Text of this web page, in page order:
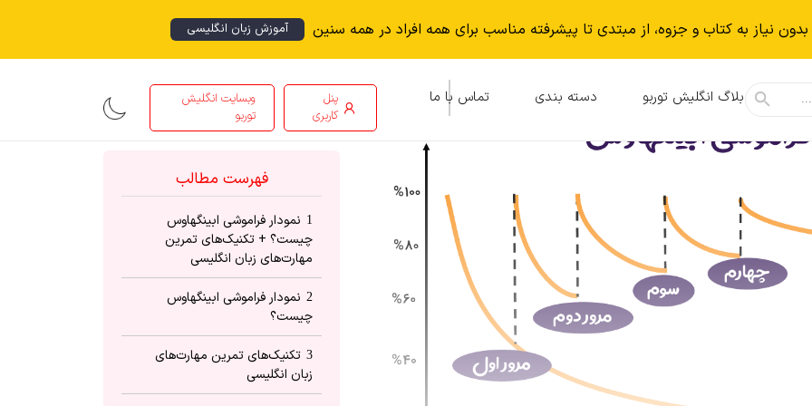
نياز به كتاب و جزوه، از مبتدی تا پیشرفته مناسب برای همه افراد در همه سنین آموزش زبان انگلیسی
بلاگ انگلیش توربو دسته بندی تماس با ما
پنل
کاربری
وبسایت انگلیش
توربو
فهرست مطالب
1 نمودار فراموشی ابینگهاوس
چیست؟ + تکنیک‌های تمرین
مهارت‌های زبان انگلیسی
2 نمودار فراموشی ابینگهاوس
چیست؟
3 تکنیک‌های تمرین مهارت‌های
زبان انگلیسی